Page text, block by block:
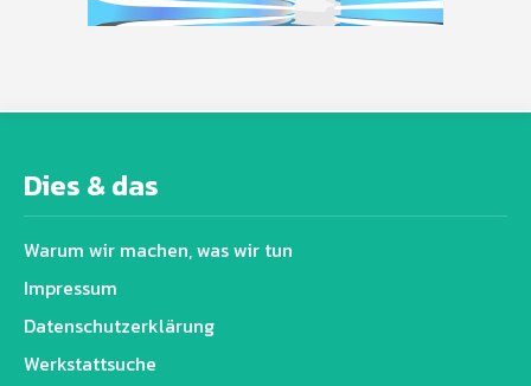
Dies & das
Warum wir machen, was wir tun
Impressum
Datenschutz­erklärung
Werkstattsuche